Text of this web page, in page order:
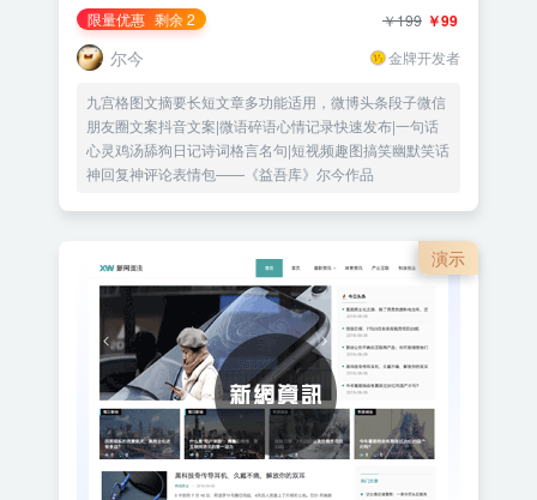
限量优惠 剩余 2 ￥99
￥199
尔今 金牌开发者
九宫格图文摘要长短文章多功能适用，微博头条段子微信
朋友圈文案抖音文案|微语碎语心情记录快速发布|一句话
心灵鸡汤舔狗日记诗词格言名句|短视频趣图搞笑幽默笑话
神回复神评论表情包——《益吾库》尔今作品
演示